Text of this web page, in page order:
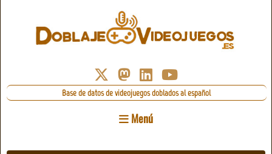
Base de datos de videojuegos doblados al español
Menú